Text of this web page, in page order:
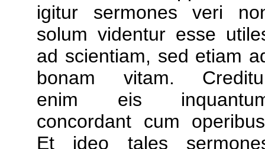
igitur sermones veri
solum videntur esse
ad scientiam, sed etiam
bonam vitam.
enim eis
concordant cum
Et ideo tales